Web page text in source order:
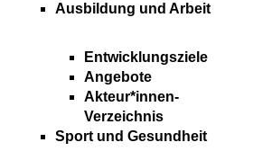
Ausbildung und Arbeit
Entwicklungsziele
Angebote
Akteur*innen-
Verzeichnis
Sport und Gesundheit